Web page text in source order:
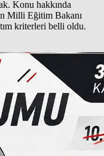
Konu hakkında
Milli Eğitim Bakanı
kriterleri belli oldu.